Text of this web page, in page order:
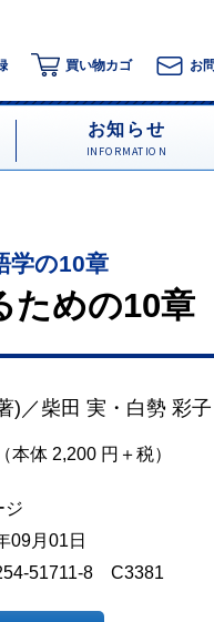
買い物カゴ お
お知らせ
INFORMATION
学の10章
ための10章
)／柴田 実 ・ 白勢 彩子
本体 2,200 円＋税）
ジ
09月01日
51711-8 C3381